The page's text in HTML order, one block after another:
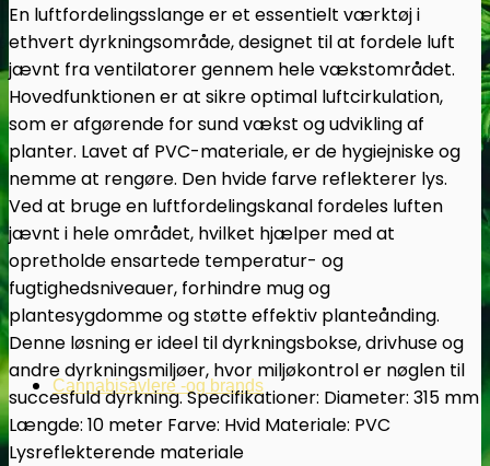
Cannabisavlere -og brands
En luftfordelingsslange er et essentielt værktøj i
ethvert dyrkningsområde, designet til at fordele luft
jævnt fra ventilatorer gennem hele vækstområdet.
Hovedfunktionen er at sikre optimal luftcirkulation,
som er afgørende for sund vækst og udvikling af
planter. Lavet af PVC-materiale, er de hygiejniske og
nemme at rengøre. Den hvide farve reflekterer lys.
Ved at bruge en luftfordelingskanal fordeles luften
jævnt i hele området, hvilket hjælper med at
opretholde ensartede temperatur- og
fugtighedsniveauer, forhindre mug og
plantesygdomme og støtte effektiv planteånding.
Denne løsning er ideel til dyrkningsbokse, drivhuse og
andre dyrkningsmiljøer, hvor miljøkontrol er nøglen til
succesfuld dyrkning. Specifikationer: Diameter: 315 mm
Længde: 10 meter Farve: Hvid Materiale: PVC
Lysreflekterende materiale